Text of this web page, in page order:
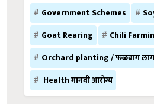
Government Schemes
Goat Rearing
Chili
Orchard planting / फळबाग
Health मानवी आरोग्य